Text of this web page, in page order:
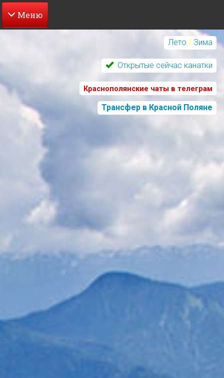
Перейти
содержанию
Лето / Зима
Открытые сейчас канатки
Краснополянские чаты в телеграм
Трансфер в Красной Поляне